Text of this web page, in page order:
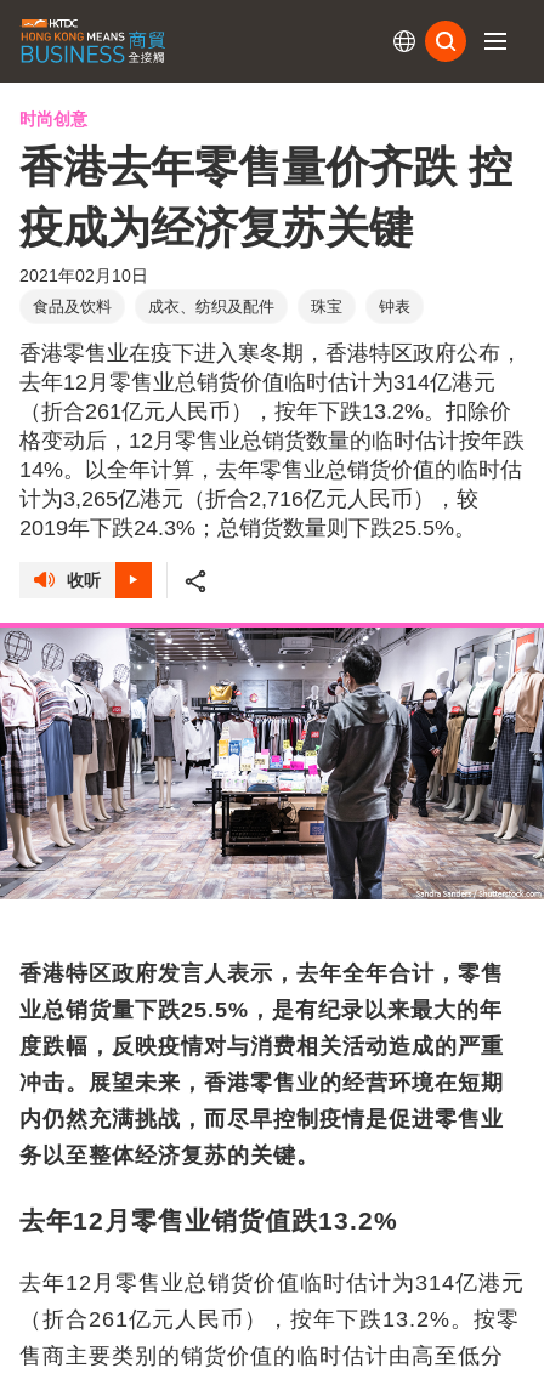
时尚创意
香港去年零售量价齐跌 控
疫成为经济复苏关键
2021年02月10日
食品及饮料 成衣、纺织及配件 珠宝 钟表
香港零售业在疫下进入寒冬期，香港特区政府公布，
去年12月零售业总销货价值临时估计为314亿港元
（折合261亿元人民币），按年下跌13.2%。扣除价
格变动后，12月零售业总销货数量的临时估计按年跌
14%。以全年计算，去年零售业总销货价值的临时估
计为3,265亿港元（折合2,716亿元人民币），较
2019年下跌24.3%；总销货数量则下跌25.5%。
收听
香港特区政府发言人表示，去年全年合计，零售
业总销货量下跌25.5%，是有纪录以来最大的年
度跌幅，反映疫情对与消费相关活动造成的严重
冲击。展望未来，香港零售业的经营环境在短期
内仍然充满挑战，而尽早控制疫情是促进零售业
务以至整体经济复苏的关键。
去年12月零售业销货值跌13.2%
去年12月零售业总销货价值临时估计为314亿港元
（折合261亿元人民币），按年下跌13.2%。按零
售商主要类别的销货价值的临时估计由高至低分